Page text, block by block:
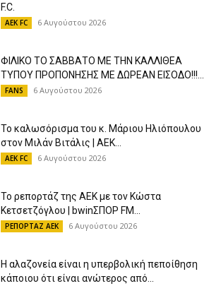
F.C.
AEK FC 6 Αυγούστου 2026
ΦΙΛΙΚΟ ΤΟ ΣΑΒΒΑΤΟ ΜΕ ΤΗΝ ΚΑΛΛΙΘΕΑ
ΤΥΠΟΥ ΠΡΟΠΟΝΗΣΗΣ ΜΕ ΔΩΡΕΑΝ ΕΙΣΟΔΟ!!!...
FANS 6 Αυγούστου 2026
Το καλωσόρισμα του κ. Μάριου Ηλιόπουλου
στον Μιλάν Βιτάλις | AEK...
AEK FC 6 Αυγούστου 2026
Το ρεπορτάζ της ΑΕΚ με τον Κώστα
Κετσετζόγλου | bwinΣΠΟΡ FM...
ΡΕΠΟΡΤΑΖ ΑΕΚ 6 Αυγούστου 2026
Η αλαζονεία είναι η υπερβολική πεποίθηση
κάποιου ότι είναι ανώτερος από...